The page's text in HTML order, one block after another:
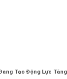
Tạo Động Lực